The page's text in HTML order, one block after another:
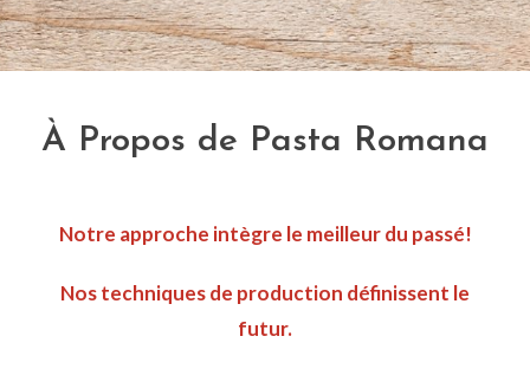
À Propos de Pasta Romana
Notre approche intègre le meilleur du passé!
Nos techniques de production définissent le
futur.